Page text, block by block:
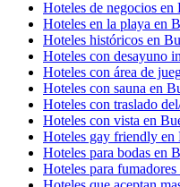
Hoteles de negocios en
Hoteles en la playa en
Hoteles históricos en
Hoteles con desayuno
Hoteles con área de
Hoteles con sauna en
Hoteles con traslado
Hoteles con vista en
Hoteles gay friendly en
Hoteles para bodas en
Hoteles para